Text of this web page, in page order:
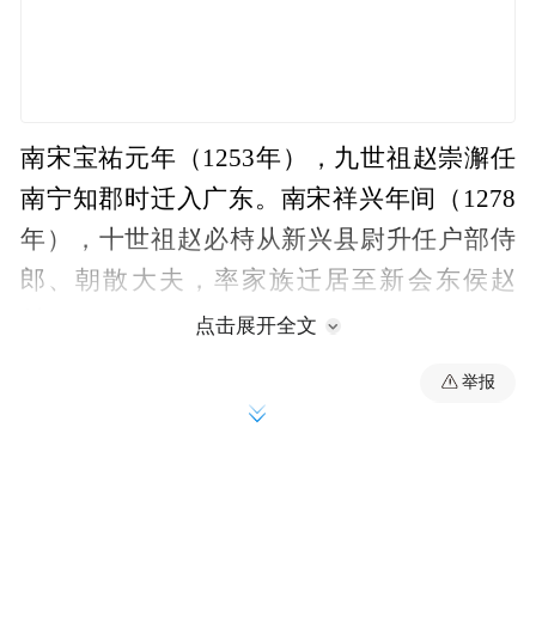
南宋宝祐元年（1253年），九世祖赵崇澥任
南宁知郡时迁入广东。南宋祥兴年间（1278
年），十世祖赵必㭙从新兴县尉升任户部侍
郎、朝散大夫，率家族迁居至新会东侯赵
点击展开全文
举报